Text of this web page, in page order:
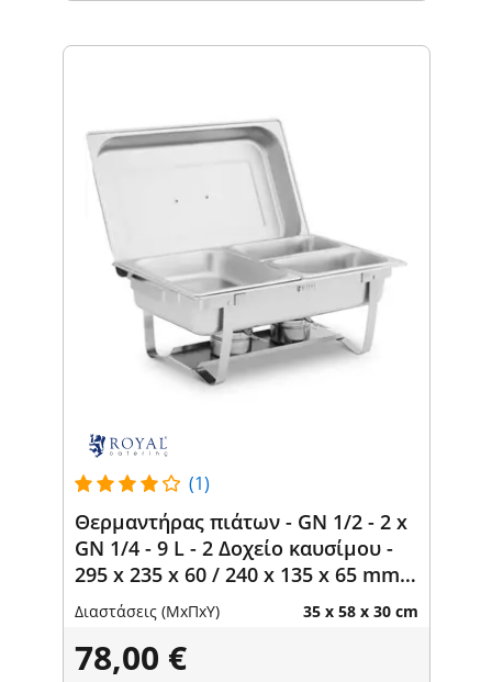
(1)
Θερμαντήρας πιάτων - GN 1/2 - 2 x
GN 1/4 - 9 L - 2 Δοχείο καυσίμου -
295 x 235 x 60 / 240 x 135 x 65 mm -
Royal Catering
Διαστάσεις (ΜxΠxΥ) 35 x 58 x 30 cm
78,00 €